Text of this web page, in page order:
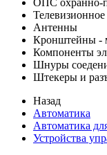
ОПС охранно-
Антенны
Кронштейны -
Компоненты
Шнуры
Штекеры и
Назад
Автоматика
Автоматика
Устройства